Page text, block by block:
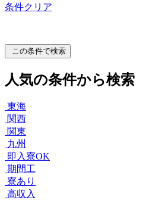
条件クリア
この条件で検索
人気の条件から検索
東海
関西
関東
九州
即入寮OK
期間工
寮あり
高収入